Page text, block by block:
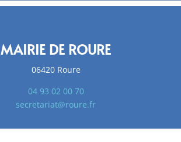
MAIRIE DE ROURE
06420 Roure
04 93 02 00 70
secretariat@roure.fr